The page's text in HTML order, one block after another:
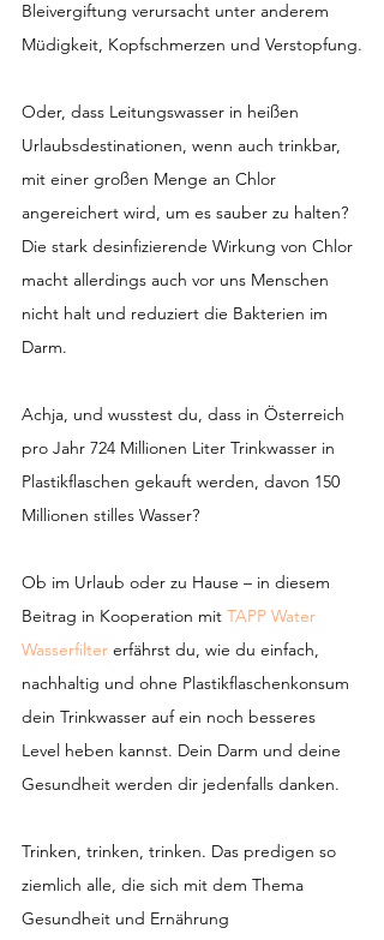
Bleivergiftung verursacht unter anderem
Müdigkeit, Kopfschmerzen und Verstopfung.
Oder, dass Leitungswasser in heißen
Urlaubsdestinationen, wenn auch trinkbar,
mit einer großen Menge an Chlor
angereichert wird, um es sauber zu halten?
Die stark desinfizierende Wirkung von Chlor
macht allerdings auch vor uns Menschen
nicht halt und reduziert die Bakterien im
Darm.
Achja, und wusstest du, dass in Österreich
pro Jahr 724 Millionen Liter Trinkwasser in
Plastikflaschen gekauft werden, davon 150
Millionen stilles Wasser?
Ob im Urlaub oder zu Hause – in diesem
Beitrag in Kooperation mit TAPP Water
Wasserfilter erfährst du, wie du einfach,
nachhaltig und ohne Plastikflaschenkonsum
dein Trinkwasser auf ein noch besseres
Level heben kannst. Dein Darm und deine
Gesundheit werden dir jedenfalls danken.
Trinken, trinken, trinken. Das predigen so
ziemlich alle, die sich mit dem Thema
Gesundheit und Ernährung